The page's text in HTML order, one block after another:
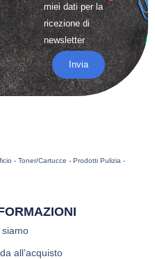
miei dati per la
ricezione di
newsletter
Invia
- Toner/Cartucce - Prodotti Pulizia -
siamo
all’acquisto